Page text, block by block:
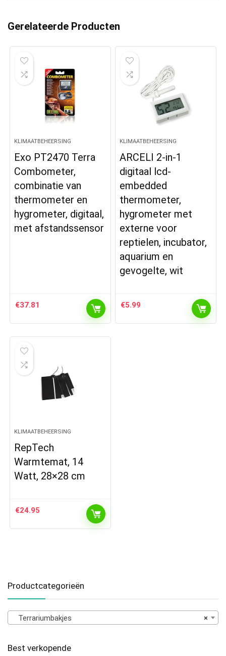
Gerelateerde Producten
KLIMAATBEHEERSING
Exo PT2470 Terra
Combometer,
combinatie van
thermometer en
hygrometer, digitaal,
met afstandssensor
€37.81
KLIMAATBEHEERSING
ARCELI 2-in-1
digitaal lcd-
embedded
thermometer,
hygrometer met
externe voor
reptielen, incubator,
aquarium en
gevogelte, wit
€5.99
KLIMAATBEHEERSING
RepTech
Warmtemat, 14
Watt, 28×28 cm
€24.95
Productcategorieën
×
Terrariumbakjes
Best verkopende